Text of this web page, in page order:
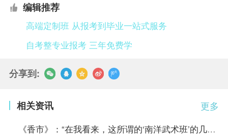
编辑推荐
高端定制班 从报考到毕业一站式服务
自考整专业报考 三年免费学
分享到:
更多
相关资讯
《香市》：“在我看来，这所谓的‘南洋武术班’的几套把式比起从前